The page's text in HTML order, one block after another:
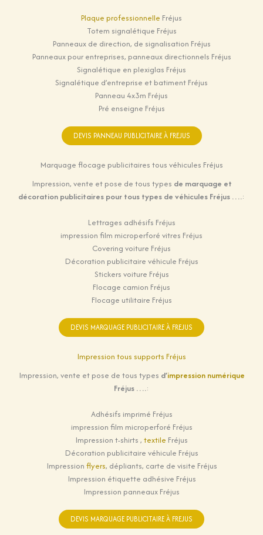
Plaque professionnelle Fréjus
Totem signalétique Fréjus
Panneaux de direction, de signalisation Fréjus
Panneaux pour entreprises, panneaux directionnels Fréjus
Signalétique en plexiglas Fréjus
Signalétique d’entreprise et batiment Fréjus
Panneau 4x3m Fréjus
Pré enseigne Fréjus
DEVIS PANNEAU PUBLICITAIRE À FREJUS
Marquage flocage publicitaires tous véhicules Fréjus
Impression, vente et pose de tous types de marquage et
décoration publicitaires pour tous types de véhicules Fréjus ….:
Lettrages adhésifs Fréjus
impression film microperforé vitres Fréjus
Covering voiture Fréjus
Décoration publicitaire véhicule Fréjus
Stickers voiture Fréjus
Flocage camion Fréjus
Flocage utilitaire Fréjus
DEVIS MARQUAGE PUBLICITAIRE À FREJUS
Impression tous supports Fréjus
Impression, vente et pose de tous types d’impression numérique
Fréjus ….:
Adhésifs imprimé Fréjus
impression film microperforé Fréjus
Impression t-shirts , textile Fréjus
Décoration publicitaire véhicule Fréjus
Impression flyers, dépliants, carte de visite Fréjus
Impression étiquette adhésive Fréjus
Impression panneaux Fréjus
DEVIS MARQUAGE PUBLICITAIRE À FREJUS